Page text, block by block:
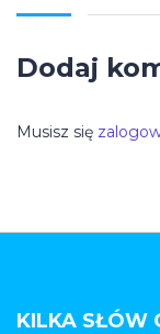
Dodaj
Musisz się
KILKA SŁÓW